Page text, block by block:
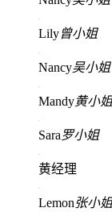
Lily曾小姐
Nancy吴小姐
Mandy黄小姐
Sara罗小姐
黄经理
Lemon张小姐